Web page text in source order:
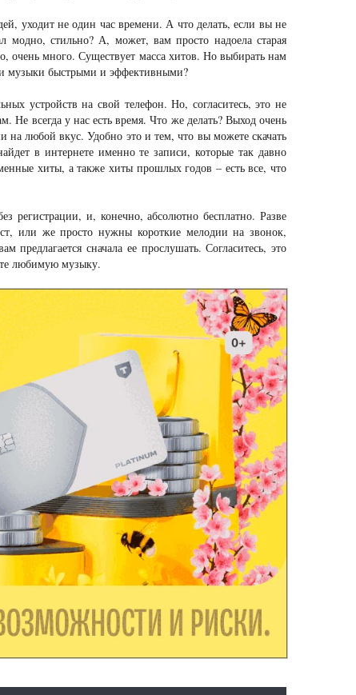
уходит не один час времени. А что делать, если вы не
модно, стильно? А, может, вам просто надоела старая
очень много. Существует масса хитов. Но выбирать нам
музыки быстрыми и эффективными?
устройств на свой телефон. Но, согласитесь, это не
Не всегда у нас есть время. Что же делать? Выход очень
на любой вкус. Удобно это и тем, что вы можете скачать
в интернете именно те записи, которые так давно
хиты, а также хиты прошлых годов – есть все, что
регистрации, и, конечно, абсолютно бесплатно. Разве
или же просто нужны короткие мелодии на звонок,
сначала ее прослушать. Согласитесь, это
любимую музыку.